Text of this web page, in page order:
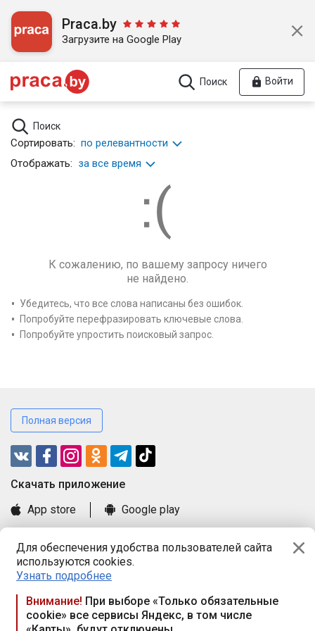
Для обеспечения удобства пользователей сайта
используются cookies.
Узнать подробнее
Внимание! При выборе «Только обязательные
cookie» все сервисы Яндекс, в том числе
Praca.by
Загрузите на Google Play
Поиск Войти
Поиск
Сортировать: по релевантности
Отображать: за все время
К сожалению, по вашему запросу ничего
не найдено.
Убедитесь, что все слова написаны без ошибок.
Попробуйте перефразировать ключевые слова.
Попробуйте упростить поисковый запрос.
Полная версия
Cкачать приложение
App store
Google play
Книга замечаний и предложений
Правила и документы
Praca.by © 2000—2026, ООО «ПРАЦА БАЙ»
Республика Беларусь, 220114, г. Минск, пр-т Независимости
117а, пом. № 9.